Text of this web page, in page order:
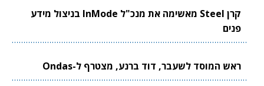
קרן Steel מאשימה את מנכ"ל InMode בניצול מידע
פנים
ראש המוסד לשעבר, דוד ברנע, מצטרף ל-Ondas